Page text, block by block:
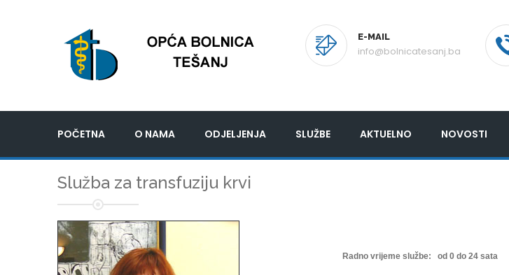
E-MAIL
info@bolnicatesanj.ba
POČETNA O NAMA ODJELJENJA SLUŽBE AKTUELNO NOVOSTI
Služba za transfuziju krvi
Radno vrijeme službe: od 0 do 24 sata